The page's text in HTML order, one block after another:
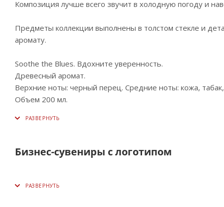
Композиция лучше всего звучит в холодную погоду и
Предметы коллекции выполнены в толстом стекле и
аромату.
Soothe the Blues. Вдохните уверенность.
Древесный аромат.
Верхние ноты: черный перец. Средние ноты: кожа,
Объем 200 мл.
Бизнес-сувениры с логотипом